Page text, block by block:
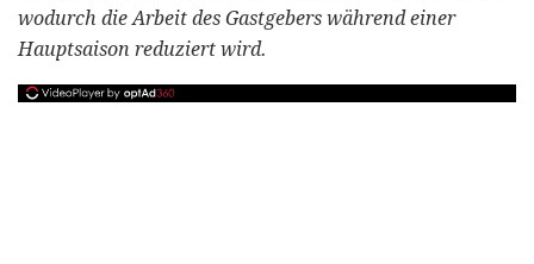
wodurch die Arbeit des Gastgebers während einer
Hauptsaison reduziert wird.